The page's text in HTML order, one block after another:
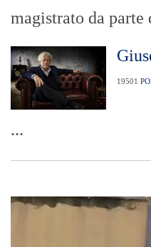
magistrato da
19501
...